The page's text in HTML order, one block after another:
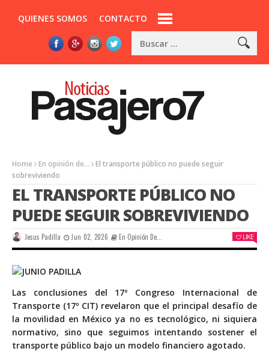
QUIENES SOMOS CONTACTO
Home En opinión de...
El transporte público no puede seguir
sobreviviendo
EL TRANSPORTE PÚBLICO NO
PUEDE SEGUIR SOBREVIVIENDO
Jesus Padilla Jun 02, 2026 En Opinión De... LIKE
Las conclusiones del 17º Congreso Internacional de
Transporte (17º CIT) revelaron que el principal desafío de
la movilidad en México ya no es tecnológico, ni siquiera
normativo, sino que seguimos intentando sostener el
transporte público bajo un modelo financiero agotado.